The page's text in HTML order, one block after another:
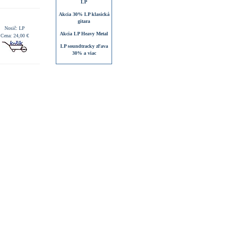
Nosič: LP
Cena: 24,00 €
LP
Akcia 30% LP klasická
gitara
Akcia LP Heavy Metal
LP soundtracky zľava
30% a viac